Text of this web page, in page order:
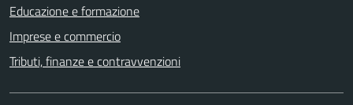
Educazione e formazione
Imprese e commercio
Tributi, finanze e contravvenzioni